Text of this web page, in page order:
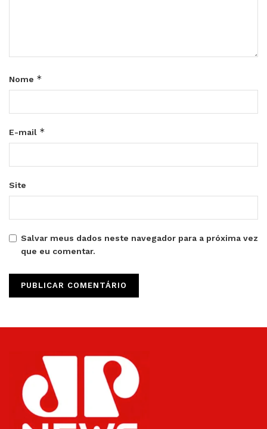
Nome *
E-mail *
Site
Salvar meus dados neste navegador para a próxima vez
que eu comentar.